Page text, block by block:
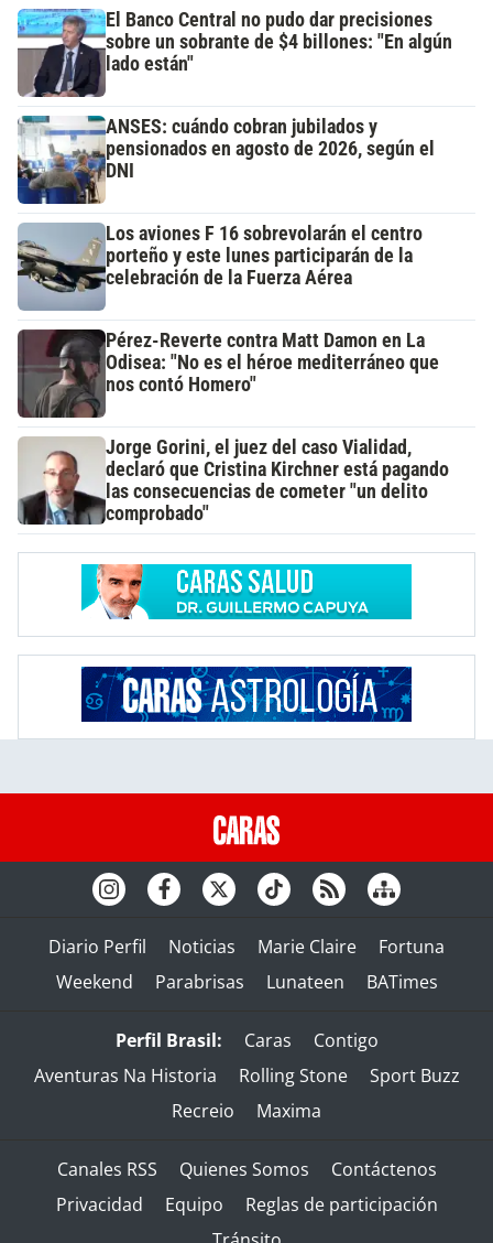
El Banco Central no pudo dar precisiones
sobre un sobrante de $4 billones: "En algún
lado están"
ANSES: cuándo cobran jubilados y
pensionados en agosto de 2026, según el
DNI
Los aviones F 16 sobrevolarán el centro
porteño y este lunes participarán de la
celebración de la Fuerza Aérea
Pérez-Reverte contra Matt Damon en La
Odisea: "No es el héroe mediterráneo que
nos contó Homero"
Jorge Gorini, el juez del caso Vialidad,
declaró que Cristina Kirchner está pagando
las consecuencias de cometer "un delito
comprobado"
Diario Perfil Noticias Marie Claire
Fortuna
Weekend
Parabrisas Lunateen BATimes
Perfil Brasil: Caras
Contigo
Aventuras Na Historia
Rolling Stone
Sport Buzz
Recreio
Maxima
Canales RSS Quienes Somos
Contáctenos
Privacidad
Equipo
Reglas de participación